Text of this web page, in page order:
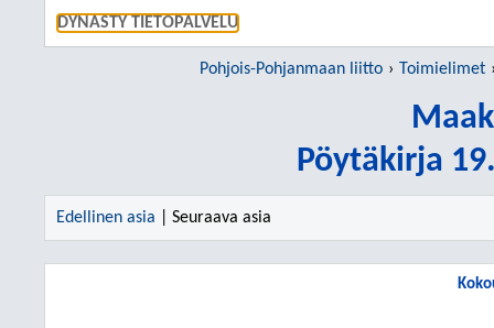
DYNASTY TIETOPALVELU
Pohjois-Pohjanmaan liitto Toimielimet
Pöytäkirja
Edellinen asia | Seuraava asia